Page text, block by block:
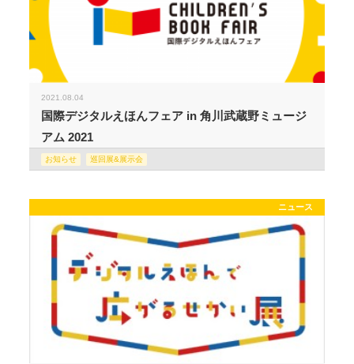
2021.08.04
国際デジタルえほんフェア in 角川武蔵野ミュージ
アム 2021
お知らせ 巡回展&展示会
ニュース